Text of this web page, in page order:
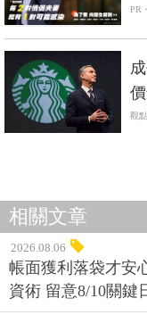
PR
觀
相關文章
2026.08.06
帳面獲利落袋才安
資術 留意8/10關鍵